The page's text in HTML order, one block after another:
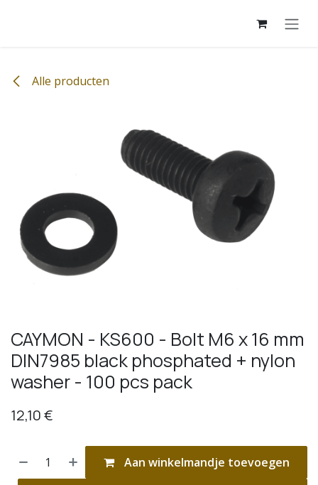
Alle producten
CAYMON - KS600 - Bolt M6 x 16 mm
DIN7985 black phosphated + nylon
washer - 100 pcs pack
12,10€
Aan winkelmandje toevoegen